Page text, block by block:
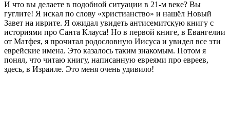
И что вы делаете в подобной ситуации в 21-м веке? Вы
гуглите! Я искал по слову «христианство» и нашёл Новый
Завет на иврите. Я ожидал увидеть антисемитскую книгу с
историями про Санта Клауса! Но в первой книге, в Евангелии
от Матфея, я прочитал родословную Иисуса и увидел все эти
еврейские имена. Это казалось таким знакомым. Потом я
понял, что читаю книгу, написанную евреями про евреев,
здесь, в Израиле. Это меня очень удивило!